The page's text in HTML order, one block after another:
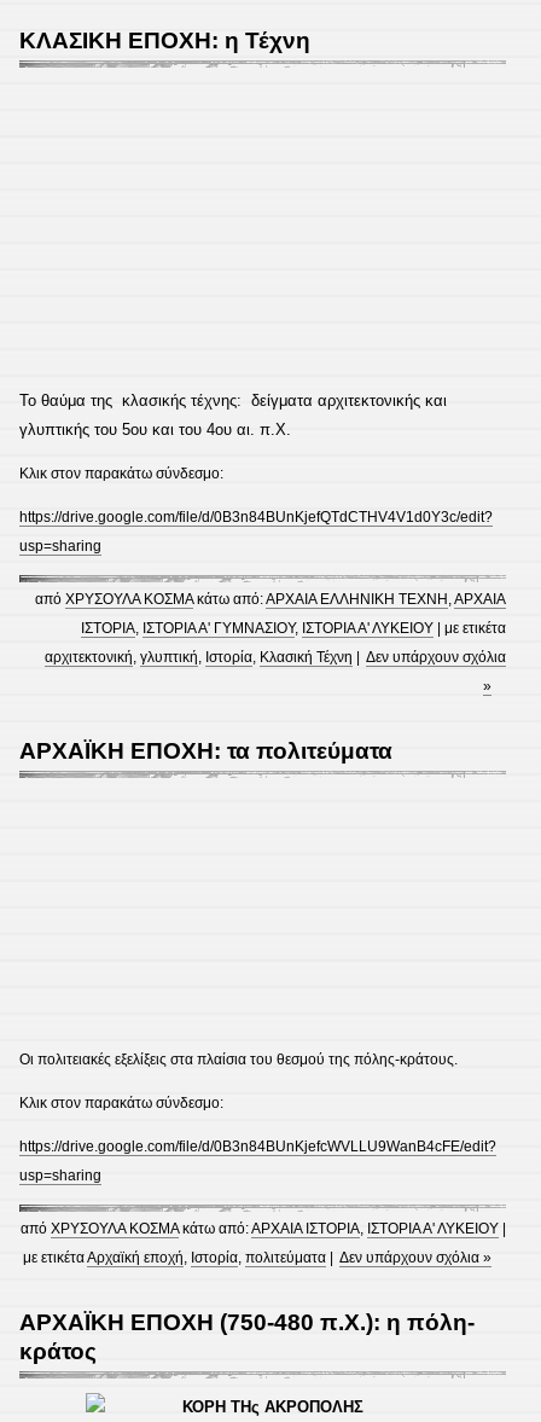
ΚΛΑΣΙΚΗ ΕΠΟΧΗ: η Τέχνη
Το θαύμα της κλασικής τέχνης: δείγματα αρχιτεκτονικής και
γλυπτικής του 5ου και του 4ου αι. π.Χ.
Κλικ στον παρακάτω σύνδεσμο:
https://drive.google.com/file/d/0B3n84BUnKjefQTdCTHV4V1d0Y3c/edit?
usp=sharing
απόΧΡΥΣΟΥΛΑ ΚΟΣΜΑκάτω από:ΑΡΧΑΙΑ ΕΛΛΗΝΙΚΗ ΤΕΧΝΗ ,ΑΡΧΑΙΑ
ΙΣΤΟΡΙΑ, ΙΣΤΟΡΙΑ Α' ΓΥΜΝΑΣΙΟΥ, ΙΣΤΟΡΙΑ Α' ΛΥΚΕΙΟΥ | με ετικέτα
αρχιτεκτονική,γλυπτική, Ιστορία, Κλασική Τέχνη |Δεν υπάρχουν σχόλια
»
ΑΡΧΑΪΚΗ ΕΠΟΧΗ: τα πολιτεύματα
Οι πολιτειακές εξελίξεις στα πλαίσια του θεσμού της πόλης-κράτους.
Κλικ στον παρακάτω σύνδεσμο:
https://drive.google.com/file/d/0B3n84BUnKjefcWVLLU9WanB4cFE/edit?
usp=sharing
απόΧΡΥΣΟΥΛΑ ΚΟΣΜΑκάτω από:ΑΡΧΑΙΑ ΙΣΤΟΡΙΑ, ΙΣΤΟΡΙΑ Α' ΛΥΚΕΙΟΥ
με ετικέταΑρχαϊκή εποχή, Ιστορία,πολιτεύματα |Δεν υπάρχουν σχόλια »
ΑΡΧΑΪΚΗ ΕΠΟΧΗ (750-480 π.Χ.): η πόλη-
κράτος